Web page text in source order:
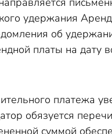
удержания
об
платы на дату
платежа
обязуется
суммой